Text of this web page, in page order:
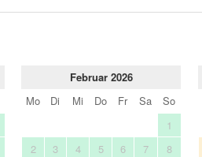
Februar 2026
Mo
Di Mi Do Fr Sa
So
1
2
3 4 5 6 7
8